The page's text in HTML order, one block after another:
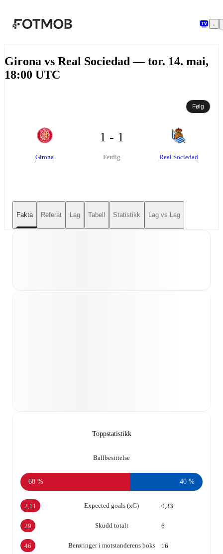
Girona vs Real Sociedad — tor. 14. mai,
18:00 UTC
Følg
Girona
1 - 1
Ferdig Real Sociedad
Fakta Referat Lag Tabell Statistikk Lag vs Lag
Toppstatistikk
Ballbesittelse
60 % 40 %
Expected goals (xG)
2,11 0,33
Skudd totalt
29 6
Berøringer i motstanderens boks
46 16